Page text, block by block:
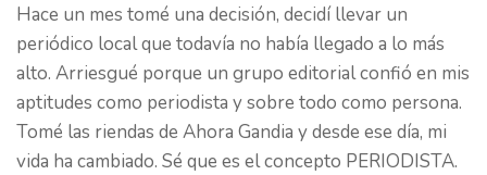
Hace un mes tomé una decisión, decidí llevar un
periódico local que todavía no había llegado a lo más
alto. Arriesgué porque un grupo editorial confió en mis
aptitudes como periodista y sobre todo como persona.
Tomé las riendas de Ahora Gandia y desde ese día, mi
vida ha cambiado. Sé que es el concepto PERIODISTA.